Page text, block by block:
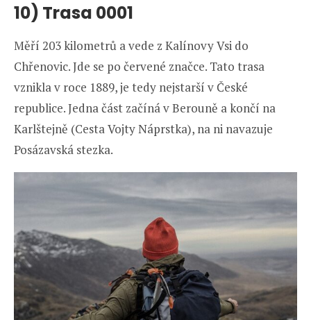
10) Trasa 0001
Měří 203 kilometrů a vede z Kalínovy Vsi do
Chřenovic. Jde se po červené značce. Tato trasa
vznikla v roce 1889, je tedy nejstarší v České
republice. Jedna část začíná v Berouně a končí na
Karlštejně (Cesta Vojty Náprstka), na ni navazuje
Posázavská stezka.